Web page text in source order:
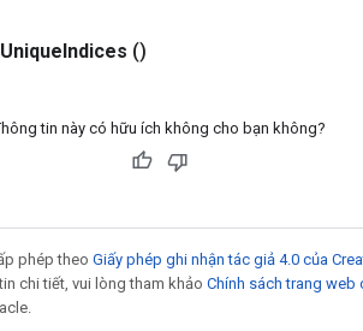
UniqueIndices ()
tin này có hữu ích không cho bạn không?
phép theo Giấy phép ghi nhận tác giả 4.0 của
chi tiết, vui lòng tham khảo Chính sách trang web